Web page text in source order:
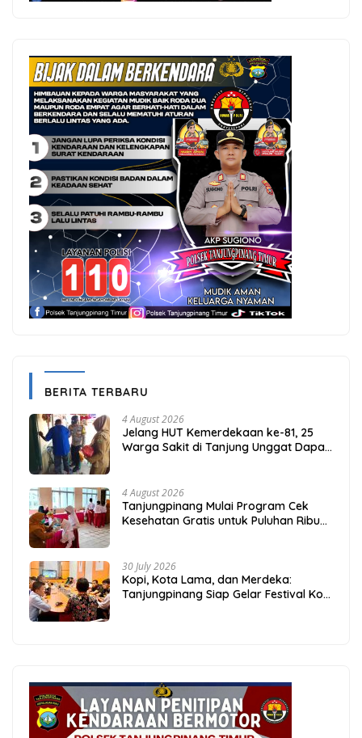
BERITA TERBARU
4 August 2026
Jelang HUT Kemerdekaan ke-81, 25
Warga Sakit di Tanjung Unggat Dapat
4 August 2026
Tanjungpinang Mulai Program Cek
Kesehatan Gratis untuk Puluhan Ribu
30 July 2026
Kopi, Kota Lama, dan Merdeka:
Tanjungpinang Siap Gelar Festival Kopi